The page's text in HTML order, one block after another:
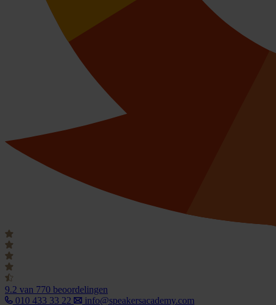
9.2 van 770 beoordelingen
010 433 33 22
info@speakersacademy.com